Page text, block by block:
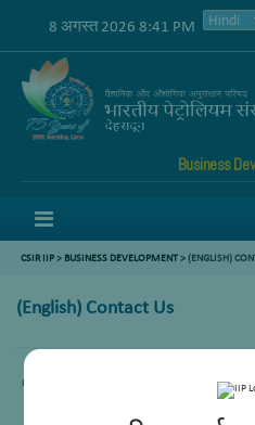
8 अगस्त 2026 8:41 PM
Business
CSIR IIP> BUSINESS DEVELOPMENT> (ENGLISH)
(English) Contact Us
Content not available.